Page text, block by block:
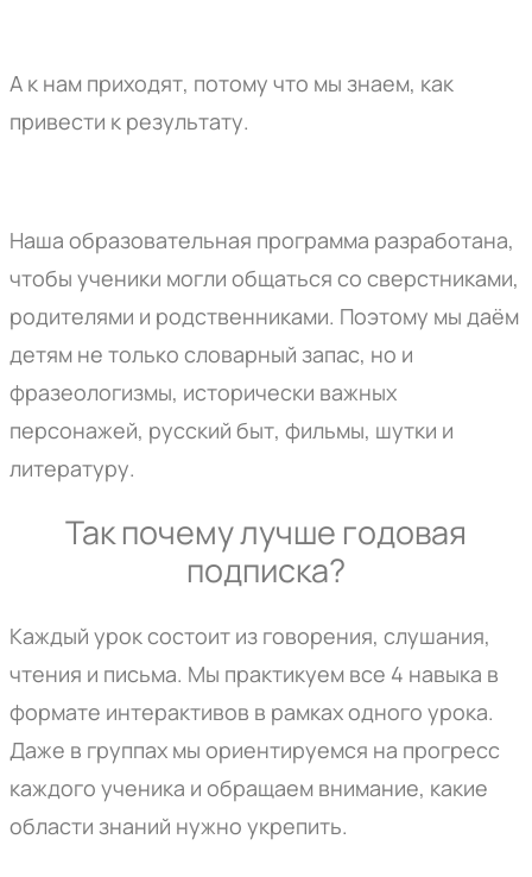
А к нам приходят, потому что мы знаем, как
привести к результату.
Наша образовательная программа разработана,
чтобы ученики могли общаться со сверстниками,
родителями и родственниками. Поэтому мы даём
детям не только словарный запас, но и
фразеологизмы, исторически важных
персонажей, русский быт, фильмы, шутки и
литературу.
Так почему лучше годовая
подписка?
Каждый урок состоит из говорения, слушания,
чтения и письма. Мы практикуем все 4 навыка в
формате интерактивов в рамках одного урока.
Даже в группах мы ориентируемся на прогресс
каждого ученика и обращаем внимание, какие
области знаний нужно укрепить.